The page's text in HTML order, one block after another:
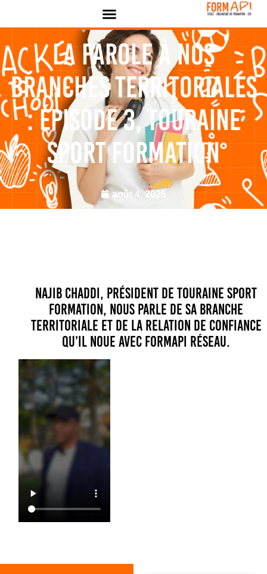
La parole à nos
branches territoriales
: épisode 3, Touraine
Sport Formation
août 4, 2025
Najib Chaddi, président de Touraine Sport
Formation, nous parle de sa branche
territoriale et de la relation de confiance
qu’il noue avec Formapi Réseau.
Panneau de gestion des cookies